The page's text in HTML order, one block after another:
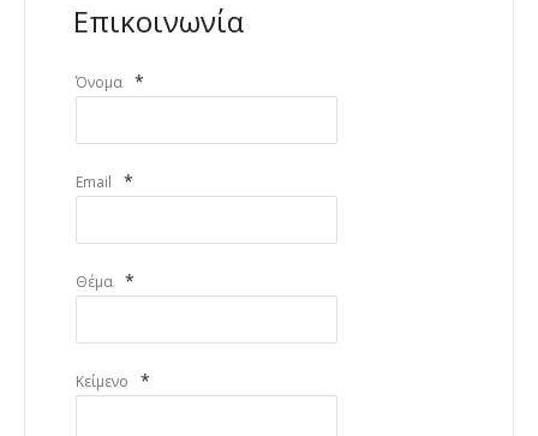
Επικοινωνία
Όνομα *
Email *
Θέμα *
Κείμενο *